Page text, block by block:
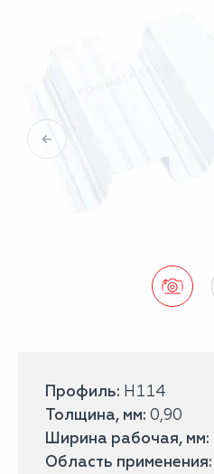
Профиль: H114
Толщина, мм: 0,90
Ширина рабочая, мм:
Область применения: